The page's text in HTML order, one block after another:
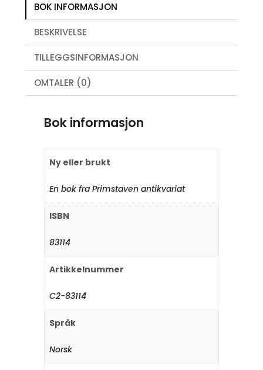
BOK INFORMASJON
BESKRIVELSE
TILLEGGSINFORMASJON
OMTALER (0)
Bok informasjon
Ny eller brukt
En bok fra Primstaven antikvariat
ISBN
83114
Artikkelnummer
C2-83114
Språk
Norsk